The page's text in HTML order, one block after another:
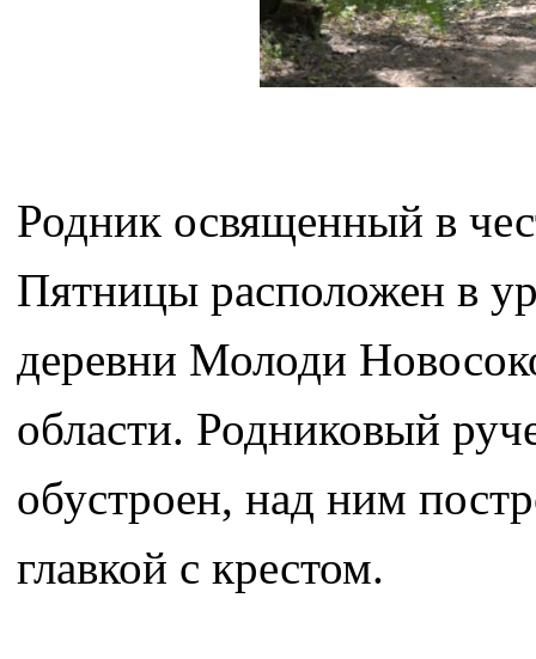
Родник освященный в
Пятницы расположен в
деревни Молоди
области. Родниковый
обустроен, над ним
главкой с крестом.